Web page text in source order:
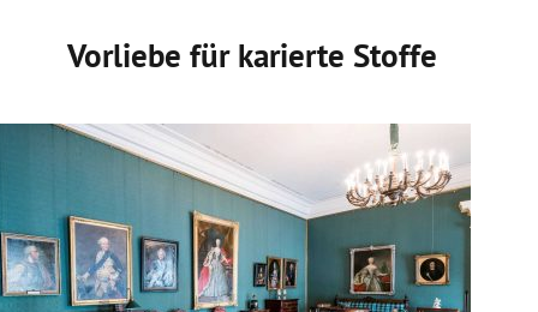
Vorliebe für karierte Stoffe